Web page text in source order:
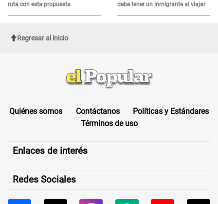
ruta con esta propuesta
debe tener un inmigrante al viajar
Regresar al inicio
Quiénes somos Contáctanos
Políticas y Estándares
Términos de uso
Enlaces de interés
Redes Sociales